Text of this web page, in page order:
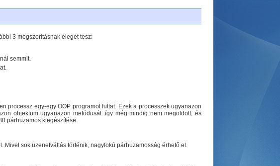
3 megszorításnak eleget tesz:
semmit.
processz egy-egy OOP programot futtat. Ezek a processzek ugyanazon
objektum ugyanazon metódusát. így még mindig nem megoldott, és
párhuzamos kiegészítése.
sok üzenetváltás történik, nagyfokú párhuzamosság érhető el.